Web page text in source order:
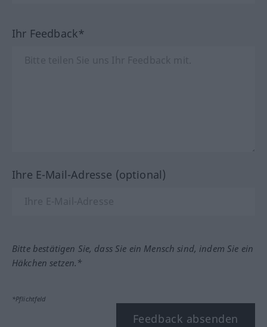
Ihr Feedback*
Ihre E-Mail-Adresse (optional)
Bitte bestätigen Sie, dass Sie ein Mensch sind, indem Sie ein
Häkchen setzen.*
*Pflichtfeld
Feedback absenden